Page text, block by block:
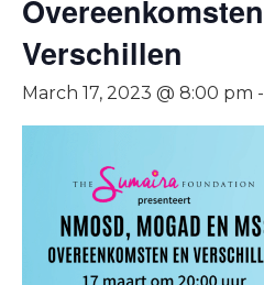
Verschillen
March 17, 2023 @ 8:00 pm -